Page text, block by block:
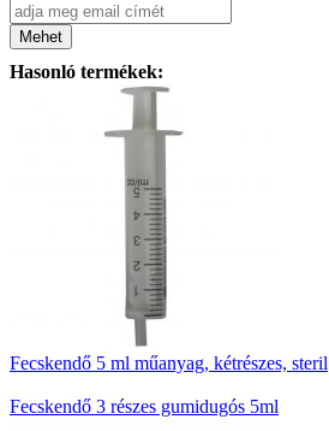
Mehet
Hasonló termékek:
Fecskendő 5 ml műanyag, kétrészes, steril
Fecskendő 3 részes gumidugós 5ml